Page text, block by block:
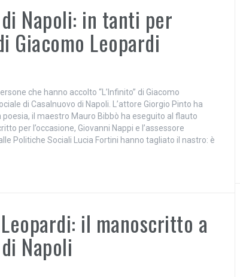
Napoli: in tanti per
Giacomo Leopardi
che hanno accolto “L’Infinito” di Giacomo
di Casalnuovo di Napoli. L’attore Giorgio Pinto ha
il maestro Mauro Bibbò ha eseguito al flauto
per l’occasione, Giovanni Nappi e l’assessore
Politiche Sociali Lucia Fortini hanno tagliato il nastro: è
il manoscritto a
Napoli